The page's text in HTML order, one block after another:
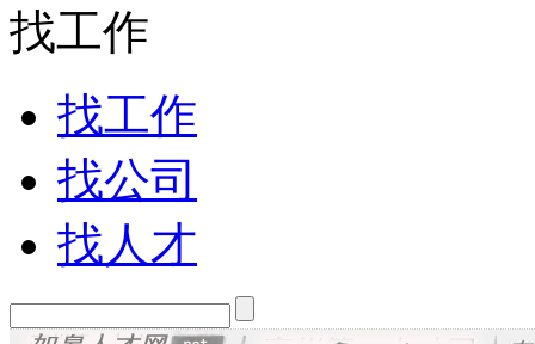
找工作
找工作
找公司
找人才